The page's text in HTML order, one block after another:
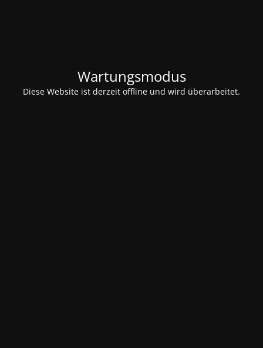
Wartungsmodus
Diese Website ist derzeit offline und wird überarbeitet.